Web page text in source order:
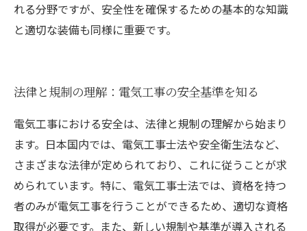
れる分野ですが、安全性を確保するための基本的な知識
と適切な装備も同様に重要です。
法律と規制の理解：電気工事の安全基準を知る
電気工事における安全は、法律と規制の理解から始まり
ます。日本国内では、電気工事士法や安全衛生法など、
さまざまな法律が定められており、これに従うことが求
められています。特に、電気工事士法では、資格を持つ
者のみが電気工事を行うことができるため、適切な資格
取得が必要です。また、新しい規制や基準が導入される